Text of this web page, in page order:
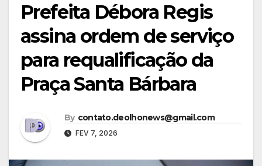
Prefeita Débora Regis
assina ordem de serviço
para requalificação da
Praça Santa Bárbara
By contato.deolhonews@gmail.com
FEV 7, 2026